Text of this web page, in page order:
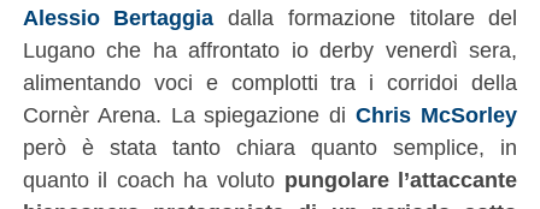
Alessio Bertaggia dalla formazione titolare del
Lugano che ha affrontato io derby venerdì sera,
alimentando voci e complotti tra i corridoi della
Cornèr Arena. La spiegazione diChris McSorley
però è stata tanto chiara quanto semplice, in
quanto il coach ha voluto pungolare l’attaccante